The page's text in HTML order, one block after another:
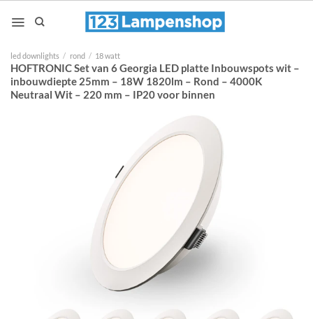
naar
led downlights / rond / 18 watt
HOFTRONIC Set van 6 Georgia LED platte Inbouwspots wit –
inbouwdiepte 25mm – 18W 1820lm – Rond – 4000K
Neutraal Wit – 220 mm – IP20 voor binnen